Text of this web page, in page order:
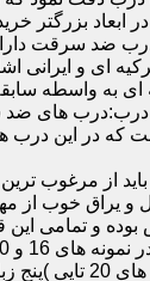
بزرگتر
سرقت دارای
ای و
به واسطه
درب:درب های ضد
که در این
از مرغوب
و یراق خوب
و تمامی این